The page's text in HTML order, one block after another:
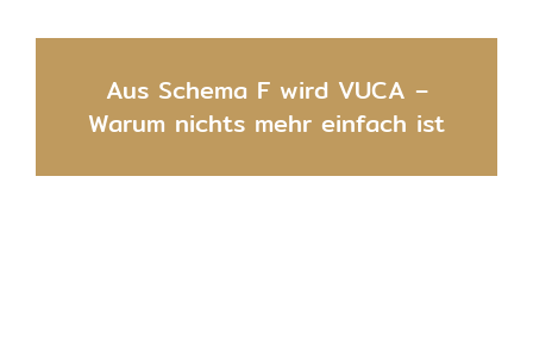
Aus Schema F wird VUCA –
Warum nichts mehr einfach ist